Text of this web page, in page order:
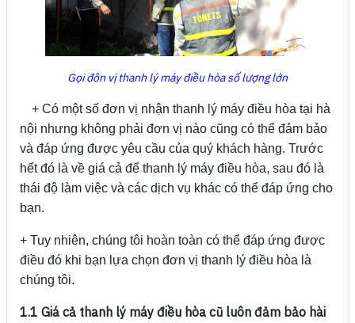
Gọi đôn vị thanh lý máy điều hòa số lượng lớn
+ Có một số đơn vị nhận thanh lý máy điều hòa tại hà
nội nhưng không phải đơn vị nào cũng có thể đảm bảo
và đáp ứng được yêu cầu của quý khách hàng. Trước
hết đó là về giá cả để thanh lý máy điều hòa, sau đó là
thái độ làm việc và các dịch vụ khác có thể đáp ứng cho
bạn.
+ Tuy nhiên, chúng tôi hoàn toàn có thể đáp ứng được
điều đó khi bạn lựa chọn đơn vị thanh lý điều hòa là
chúng tôi.
1.1 Giá cả thanh lý máy điều hòa cũ luôn đảm bảo hài